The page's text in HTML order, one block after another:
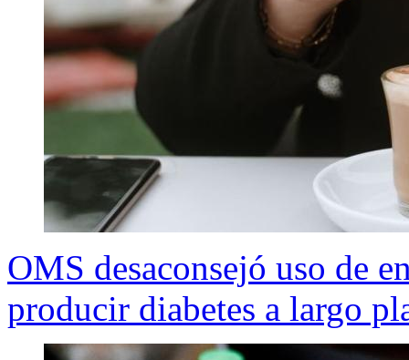
OMS desaconsejó uso de
producir diabetes a largo